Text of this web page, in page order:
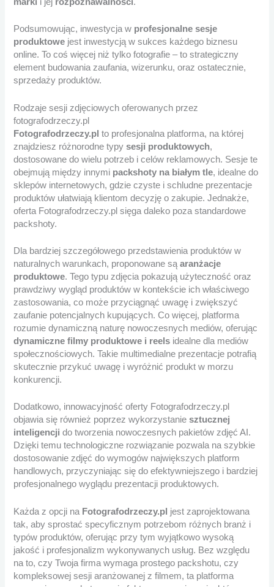
Podsumowując, inwestycja w profesjonalne sesje
produktowe jest inwestycją w sukces każdego biznesu
online. To coś więcej niż tylko fotografie – to strategiczny
element budowania zaufania, wizerunku, oraz ostatecznie,
sprzedaży produktów.
Rodzaje sesji zdjęciowych oferowanych przez
fotografodrzeczy.pl
Fotografodrzeczy.pl to profesjonalna platforma, na której
znajdziesz różnorodne typysesji produktowych,
dostosowane do wielu potrzeb i celów reklamowych. Sesje te
obejmują między innymi packshoty na białym tle, idealne do
sklepów internetowych, gdzie czyste i schludne prezentacje
produktów ułatwiają klientom decyzję o zakupie. Jednakże,
oferta Fotografodrzeczy.pl sięga daleko poza standardowe
packshoty.
Dla bardziej szczegółowego przedstawienia produktów w
naturalnych warunkach, proponowane sąaranżacje
produktowe. Tego typu zdjęcia pokazują użyteczność oraz
prawdziwy wygląd produktów w kontekście ich właściwego
zastosowania, co może przyciągnąć uwagę i zwiększyć
zaufanie potencjalnych kupujących. Co więcej, platforma
rozumie dynamiczną naturę nowoczesnych mediów, oferując
dynamiczne filmy produktowe i reels idealne dla mediów
społecznościowych. Takie multimedialne prezentacje potrafią
skutecznie przykuć uwagę i wyróżnić produkt w morzu
konkurencji.
Dodatkowo, innowacyjność oferty Fotografodrzeczy.pl
objawia się również poprzez wykorzystaniesztucznej
inteligencji do tworzenia nowoczesnych pakietów zdjęć AI.
Dzięki temu technologiczne rozwiązanie pozwala na szybkie
dostosowanie zdjęć do wymogów największych platform
handlowych, przyczyniając się do efektywniejszego i bardziej
profesjonalnego wyglądu prezentacji produktowych.
Każda z opcji na Fotografodrzeczy.pl jest zaprojektowana
tak, aby sprostać specyficznym potrzebom różnych branż i
typów produktów, oferując przy tym wyjątkowo wysoką
jakość i profesjonalizm wykonywanych usług. Bez względu
na to, czy Twoja firma wymaga prostego packshotu, czy
kompleksowej sesji aranżowanej z filmem, ta platforma